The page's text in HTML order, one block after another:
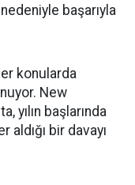
başarıyla
konularda
New
yılın başlarında
bir davayı